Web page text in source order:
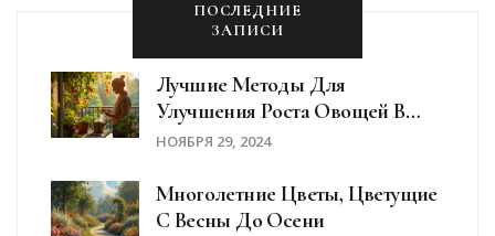
ПОСЛЕДНИЕ
ЗАПИСИ
Лучшие Методы Для
Улучшения Роста Овощей В
Домашних Условиях
НОЯБРЯ 29, 2024
Многолетние Цветы, Цветущие
С Весны До Осени